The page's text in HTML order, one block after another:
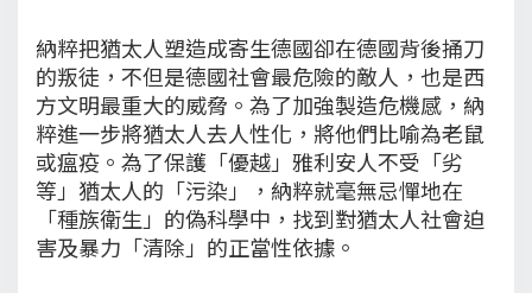
納粹把猶太人塑造成寄生德國卻在德國背後捅刀
的叛徒，不但是德國社會最危險的敵人，也是西
方文明最重大的威脅。為了加強製造危機感，納
粹進一步將猶太人去人性化，將他們比喻為老鼠
或瘟疫。為了保護「優越」雅利安人不受「劣
等」猶太人的「污染」，納粹就毫無忌憚地在
「種族衛生」的偽科學中，找到對猶太人社會迫
害及暴力「清除」的正當性依據。